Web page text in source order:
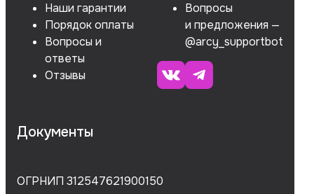
Наши гарантии
Порядок оплаты
Вопросы и
ответы
Отзывы
Вопросы
и предложения —
@arcy_supportbot
Документы
ОГРНИП 312547621900150